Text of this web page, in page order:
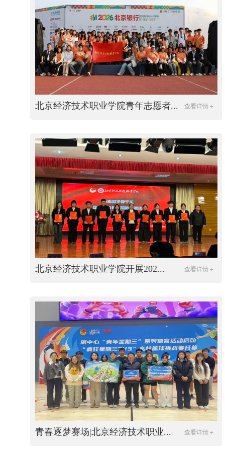
查看详情＋
北京经济技术职业学院青年志愿者...
查看详情＋
北京经济技术职业学院开展202...
查看详情＋
青春逐梦赛场|北京经济技术职业...